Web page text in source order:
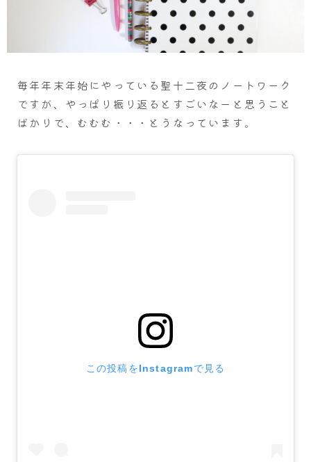
毎年年末年始にやっている聖十二夜のノートワーク
ですが、やっぱり振り返るとすごいなーと思うこと
ばかりで、むむむ・・・とうなっています。
この投稿をInstagramで見る